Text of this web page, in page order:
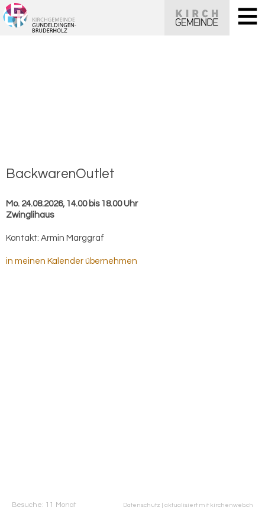
Back­wa­re­nOut­let
Mo. 24.08.2026, 14.00 bis 18.00 Uhr
Zwinglihaus
Kontakt: Armin Marggraf
in meinen Kalender übernehmen
Besuche: 11 Monat Datenschutz | aktualisiert mit kirchenweb.ch